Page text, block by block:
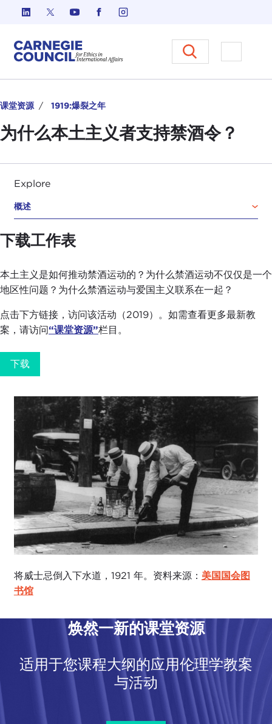
跳至内容
Carnegie Council 国际事务中的
打开菜单
课堂资源 1919:爆裂之年
为什么本土主义者支持禁酒令？
Explore
概述
下载工作表
本土主义是如何推动禁酒运动的？为什么禁酒运动不仅仅是一个
地区性问题？为什么禁酒运动与爱国主义联系在一起？
点击下方链接，访问该活动（2019）。如需查看更多最新教
案，请访问“课堂资源”栏目。
下载
将威士忌倒入下水道，1921 年。资料来源： 美国国会图
书馆
焕然一新的课堂资源
适用于您课程大纲的应用伦理学教案
与活动